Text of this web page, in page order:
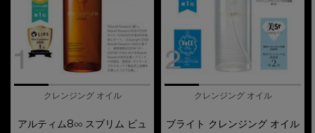
1
クレンジング オイル
アルティム8∞ スブリム ビュ
2
クレンジング オイル
ブライト クレンジング オイル